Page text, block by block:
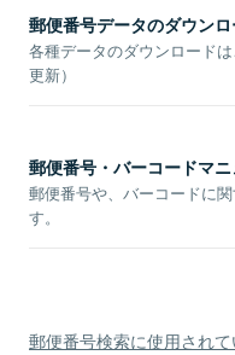
郵便番号データのダウンロ
各種データのダウンロード
更新）
郵便番号・バーコードマ
郵便番号や、バーコードに
す。
郵便番号検索に使用され